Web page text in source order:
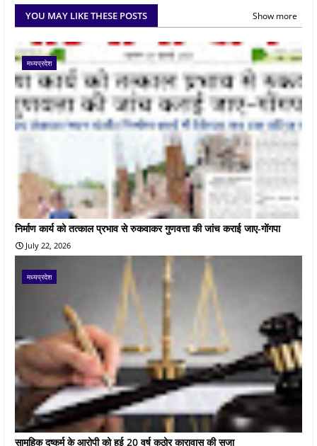
YOU MAY LIKE THESE POSTS Show more
मध्यप्रदेश
निर्माण कार्य को तत्काल प्रभाव से रुकवाकर गुणवत्ता की जांच कराई जाए-गोंगपा
July 22, 2026
मध्यप्रदेश
सामूहिक दुष्कर्म के आरोपी को हुई 20 वर्ष कठोर कारावास की सजा